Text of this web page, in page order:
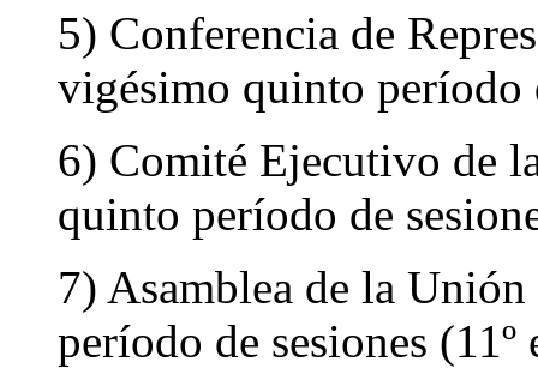
5) Conferencia de
vigésimo quinto período
6) Comité Ejecutivo de
quinto período de
7) Asamblea de la
período de sesiones